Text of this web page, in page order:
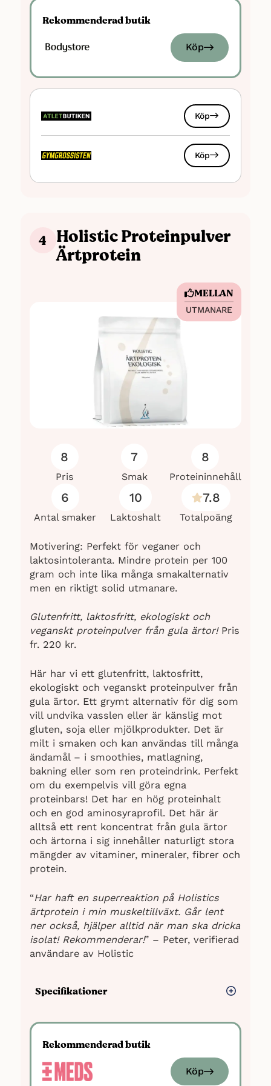
Kcal: 359 per 100 gram
Kolhydrater: 2-5 gram per 100 gram
Fett: 2-4 gram per 100 gram
Energi: Ca 1500 kJ / 350 kcal
Antal portioner: ca 28
Sötningsmedel: Ja, Sukralos,
acesulfam-K
Laktos: Väldigt låga nivåer
Rekommenderad butik
Köp
Köp
Köp
4 Holistic Proteinpulver
Ärtprotein
MELLAN
UTMANARE
8
Pris
7
Smak
8
Proteininnehåll
6
Antal smaker
10
Laktoshalt
7.8
Totalpoäng
Motivering: Perfekt för veganer och
laktosintoleranta. Mindre protein per 100
gram och inte lika många smakalternativ
men en riktigt solid utmanare.
Glutenfritt, laktosfritt, ekologiskt och
veganskt proteinpulver från gula ärtor! Pris
fr. 220 kr.
Här har vi ett glutenfritt, laktosfritt,
ekologiskt och veganskt proteinpulver från
gula ärtor. Ett grymt alternativ för dig som
vill undvika vasslen eller är känslig mot
gluten, soja eller mjölkprodukter. Det är
milt i smaken och kan användas till många
ändamål – i smoothies, matlagning,
bakning eller som ren proteindrink. Perfekt
om du exempelvis vill göra egna
proteinbars! Det har en hög proteinhalt
och en god aminosyraprofil. Det här är
alltså ett rent koncentrat från gula ärtor
och ärtorna i sig innehåller naturligt stora
mängder av vitaminer, mineraler, fibrer och
protein.
“Har haft en superreaktion på Holistics
ärtprotein i min muskeltillväxt. Går lent
ner också, hjälper alltid när man ska dricka
isolat! Rekommenderar!” – Peter, verifierad
användare av Holistic
Specifikationer
Kolhydrater: 1,4 gram per 100 gram
Rekommenderad butik
Köp